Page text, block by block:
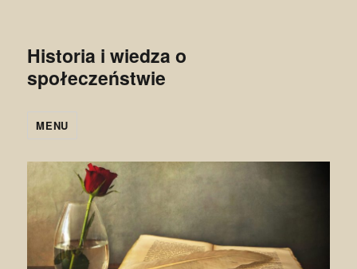
Historia i wiedza o
społeczeństwie
MENU